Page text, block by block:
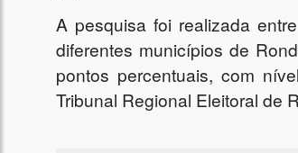
A pesquisa foi realizada
diferentes municípios de
pontos percentuais, com
Tribunal Regional Eleitoral de